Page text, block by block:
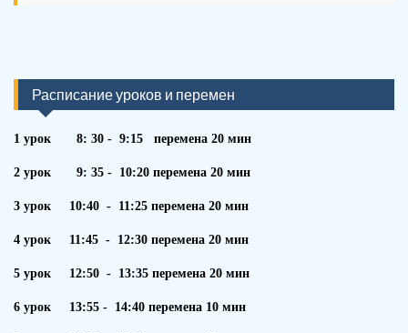
Расписание уроков и перемен
1 урок 8: 30 - 9:15 перемена 20 мин
2 урок 9: 35 - 10:20 перемена 20 мин
3 урок 10:40 - 11:25 перемена 20 мин
4 урок 11:45 - 12:30 перемена 20 мин
5 урок 12:50 - 13:35 перемена 20 мин
6 урок 13:55 - 14:40 перемена 10 мин